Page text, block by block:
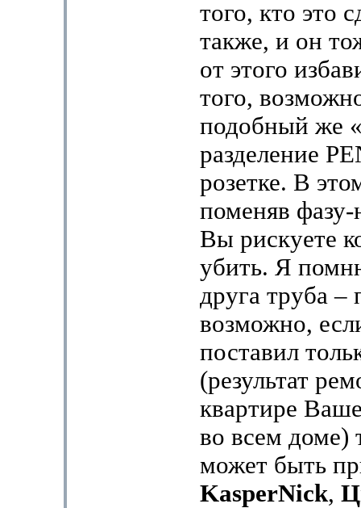
того, кто это
также, и он
от этого
того,
подобный же
разделение
розетке. В
поменяв
Вы рискуете
убить. Я
друга труба –
возможно,
поставил
(результат
квартире
во всем доме)
может быть
KasperNick,